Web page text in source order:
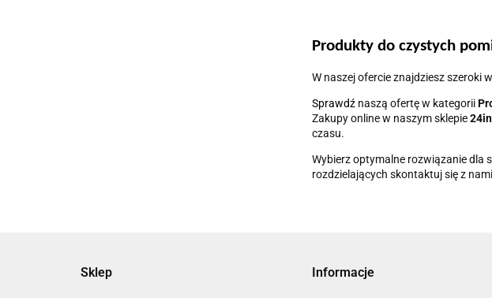
Produkty do czystych
W naszej ofercie znajdziesz szeroki
Sprawdź naszą ofertę w kategorii
Zakupy online w naszym sklepie
czasu.
Wybierz optymalne rozwiązanie dla
rozdzielających skontaktuj się z
Sklep Informacje